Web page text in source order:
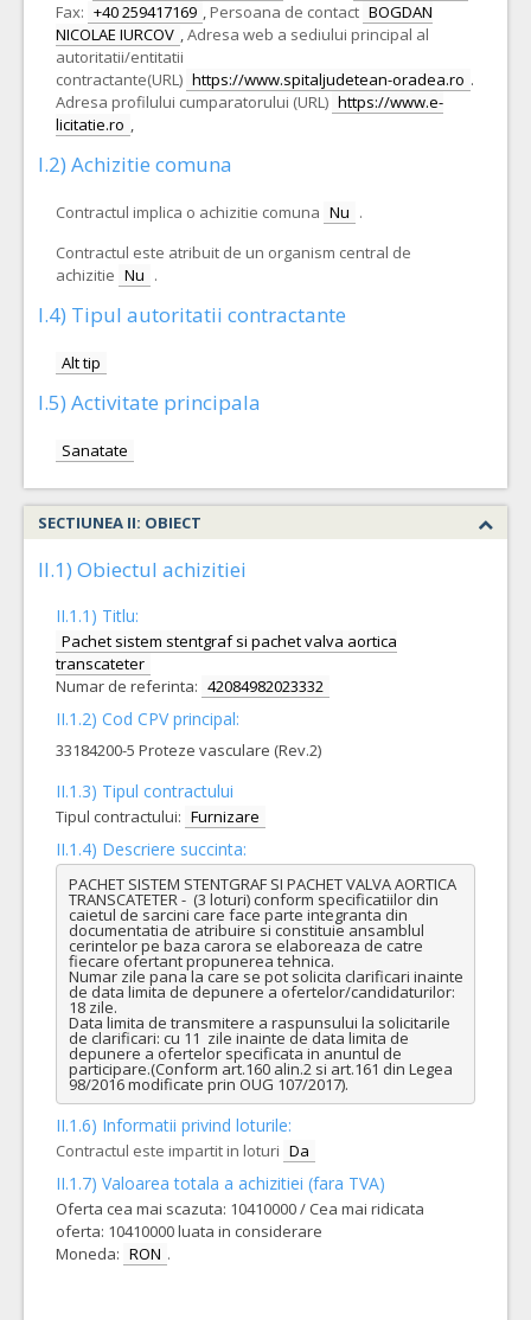
Fax: +40 259417169 , Persoana de contact BOGDAN
NICOLAE IURCOV ,Adresa web a sediului principal al
autoritatii/entitatii
contractante(URL) https://www.spitaljudetean-oradea.ro .
Adresa profilului cumparatorului (URL) https://www.e-
licitatie.ro ,
I.2) Achizitie comuna
Contractul implica o achizitie comuna Nu .
Contractul este atribuit de un organism central de
achizitie Nu .
I.4) Tipul autoritatii contractante
Alt tip
I.5) Activitate principala
Sanatate
SECTIUNEA II: OBIECT
II.1) Obiectul achizitiei
II.1.1) Titlu:
Pachet sistem stentgraf si pachet valva aortica
transcateter
Numar de referinta: 42084982023332
II.1.2) Cod CPV principal:
33184200-5 Proteze vasculare (Rev.2)
II.1.3) Tipul contractului
Tipul contractului: Furnizare
II.1.4) Descriere succinta:
PACHET SISTEM STENTGRAF SI PACHET VALVA AORTICA
TRANSCATETER -  (3 loturi) conform specificatiilor din
caietul de sarcini care face parte integranta din
documentatia de atribuire si constituie ansamblul
cerintelor pe baza carora se elaboreaza de catre
fiecare ofertant propunerea tehnica.
Numar zile pana la care se pot solicita clarificari inainte
de data limita de depunere a ofertelor/candidaturilor:
18 zile.
Data limita de transmitere a raspunsului la solicitarile
de clarificari: cu 11  zile inainte de data limita de
depunere a ofertelor specificata in anuntul de
participare.(Conform art.160 alin.2 si art.161 din Legea
98/2016 modificate prin OUG 107/2017).
II.1.6) Informatii privind loturile:
Contractul este impartit in loturi Da
II.1.7) Valoarea totala a achizitiei (fara TVA)
Oferta cea mai scazuta: 10410000 / Cea mai ridicata
oferta: 10410000 luata in considerare
Moneda: RON .